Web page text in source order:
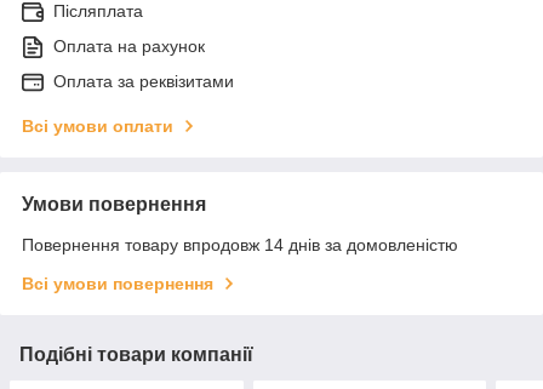
Післяплата
Оплата на рахунок
Оплата за реквізитами
Всі умови оплати
Умови повернення
Повернення товару впродовж 14 днів за домовленістю
Всі умови повернення
Подібні товари компанії